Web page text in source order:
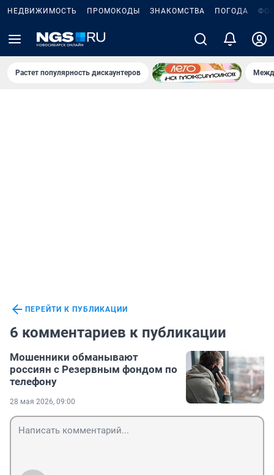
НЕДВИЖИМОСТЬ ПРОМОКОДЫ ЗНАКОМСТВА ПОГОДА
Растет популярность дискаунтеров
ПЕРЕЙТИ К ПУБЛИКАЦИИ
6 комментариев к публикации
Мошенники обманывают
россиян с Резервным фондом по
телефону
28 мая 2026, 09:00